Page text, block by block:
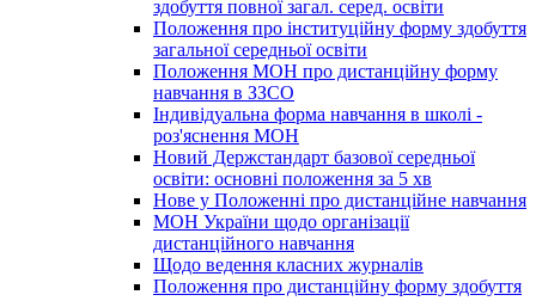
здобуття повної загал. серед. освіти
Положення про інституційну форму здобуття
загальної середньої освіти
Положення МОН про дистанційну форму
навчання в ЗЗСО
Індивідуальна форма навчання в школі -
роз'яснення МОН
Новий Держстандарт базової середньої
освіти: основні положення за 5 хв
Нове у Положенні про дистанційне навчання
МОН України щодо організації
дистанційного навчання
Щодо ведення класних журналів
Положення про дистанційну форму здобуття